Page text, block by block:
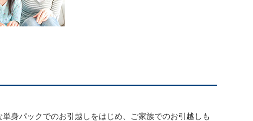
身パックでのお引越しをはじめ、ご家族でのお引越しも